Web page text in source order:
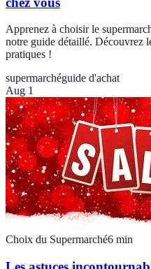
Apprenez à choisir le
notre guide détaillé. Découvrez
pratiques !
supermarchéguide d'achat
Aug 1
Choix du Supermarché6 min